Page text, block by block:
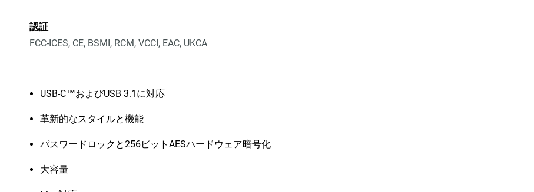
認証
FCC-ICES, CE, BSMI, RCM, VCCI, EAC, UKCA
USB-C™およびUSB 3.1に対応
革新的なスタイルと機能
パスワードロックと256ビットAESハードウェア暗号化
大容量